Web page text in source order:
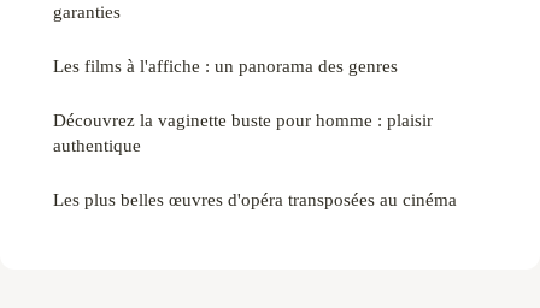
garanties
Les films à l'affiche : un panorama des genres
Découvrez la vaginette buste pour homme : plaisir
authentique
Les plus belles œuvres d'opéra transposées au cinéma